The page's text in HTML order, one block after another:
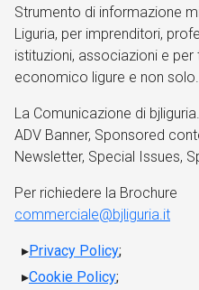
Strumento di informazione
Liguria, per imprenditori,
istituzioni, associazioni e
economico ligure e non solo.
La Comunicazione di
ADV Banner, Sponsored
Newsletter, Special Issues,
Per richiedere la Brochure
commerciale@bjliguria.it
Privacy Policy;
Cookie Policy;